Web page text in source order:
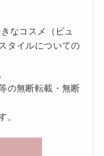
なコスメ（ビュ
タイルについての
の無断転載・無断
。